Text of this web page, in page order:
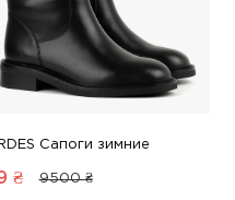
Сапоги зимние
₴ 9500 ₴